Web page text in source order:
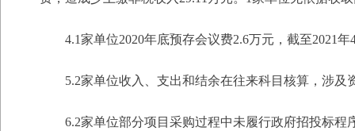
4.1家单位2020年底预存会议费2.6万元，截至2021
5.2家单位收入、支出和结余在往来科目核算，涉及
6.2家单位部分项目采购过程中未履行政府招投标程